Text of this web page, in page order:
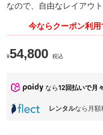
なので、自由なレイアウ
今ならクーポン利
¥54,800 税込
なら12回払いで月
レンタルなら月額